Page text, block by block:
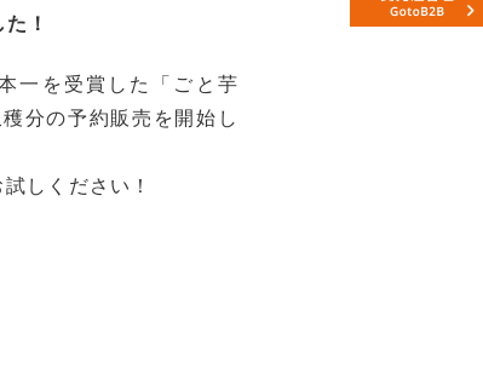
！
一を受賞した「ごと芋
分の予約販売を開始し
しください！